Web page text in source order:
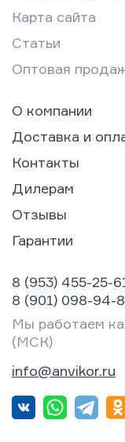
Карта сайта
Статьи
Оптовая
О компании
Доставка и
Контакты
Дилерам
Отзывы
Гарантии
8 (953) 455-25-
8 (901) 098-94-
Мы работаем
(МСК)
info@anvikor.ru